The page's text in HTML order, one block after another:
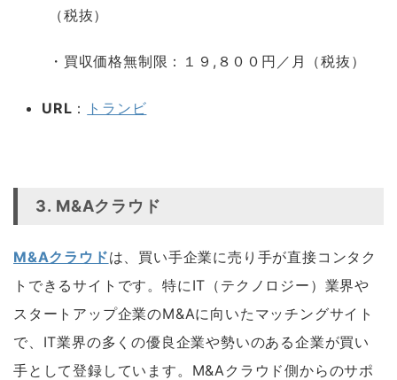
（税抜）
・買収価格無制限：１９,８００円／月（税抜）
URL ： トランビ
3. M&Aクラウド
M&Aクラウドは、買い手企業に売り手が直接コンタク
トできるサイトです。特にIT（テクノロジー）業界や
スタートアップ企業のM&Aに向いたマッチングサイト
で、IT業界の多くの優良企業や勢いのある企業が買い
手として登録しています。M&Aクラウド側からのサポ